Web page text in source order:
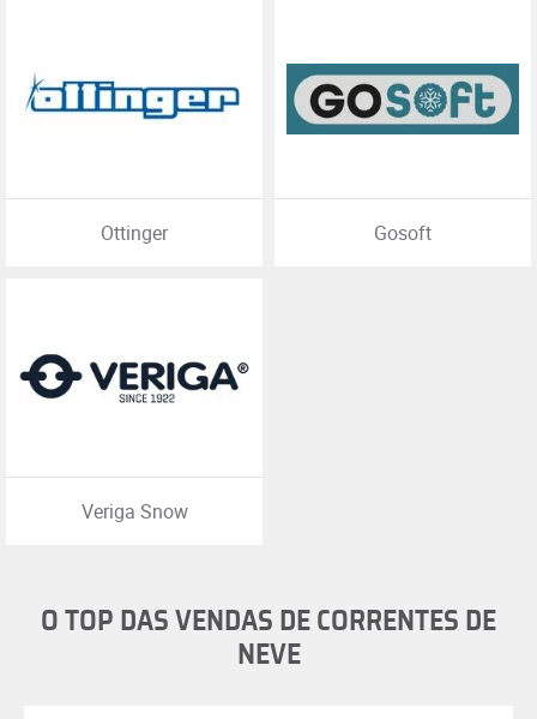
Ottinger Gosoft
Veriga Snow
O TOP DAS VENDAS DE CORRENTES DE
NEVE